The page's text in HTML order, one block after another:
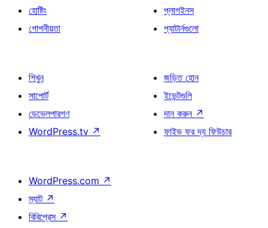
হোষ্টিং
গোপনীয়তা
প্লাগইনস
প্যাটার্নগুলো
শিখুন
সাপোর্ট
ডেভেলপারগণ
WordPress.tv ↗
জড়িত হোন
ইভেন্টগুলি
দান করুন ↗
ফাইভ ফর দ্য ফিউচার
WordPress.com ↗
ম্যাট ↗
বিবিপ্রেস ↗